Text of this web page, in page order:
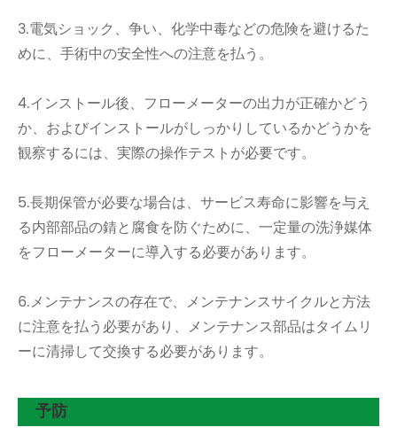
3.電気ショック、争い、化学中毒などの危険を避けるた
めに、手術中の安全性への注意を払う。
4.インストール後、フローメーターの出力が正確かどう
か、およびインストールがしっかりしているかどうかを
観察するには、実際の操作テストが必要です。
5.長期保管が必要な場合は、サービス寿命に影響を与え
る内部部品の錆と腐食を防ぐために、一定量の洗浄媒体
をフローメーターに導入する必要があります。
6.メンテナンスの存在で、メンテナンスサイクルと方法
に注意を払う必要があり、メンテナンス部品はタイムリ
ーに清掃して交換する必要があります。
予防